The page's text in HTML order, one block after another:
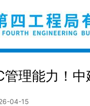
管理能力！
04-15